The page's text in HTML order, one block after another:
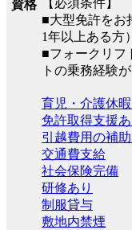
資格
【必須条件】
■大型免許をお
1年以上ある方）
■フォークリフ
トの乗務経験
育児・介護休暇
免許取得支援あ
引越費用の補助
交通費支給
社会保険完備
研修あり
制服貸与
敷地内禁煙